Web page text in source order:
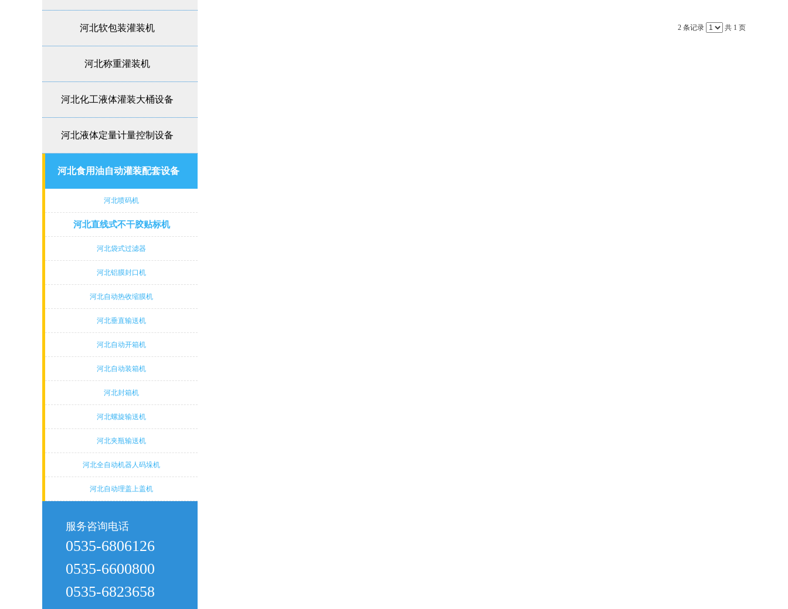
河北软包装灌装机
河北称重灌装机
河北化工液体灌装大桶设备
河北液体定量计量控制设备
河北食用油自动灌装配套设备
河北喷码机
河北直线式不干胶贴标机
河北袋式过滤器
河北铝膜封口机
河北自动热收缩膜机
河北垂直输送机
河北自动开箱机
河北自动装箱机
河北封箱机
河北螺旋输送机
河北夹瓶输送机
河北全自动机器人码垛机
河北自动理盖上盖机
服务咨询电话
0535-6806126
0535-6600800
0535-6823658
2 条记录 共 1 页